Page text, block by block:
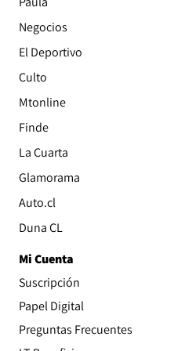
Negocios
El Deportivo
Culto
Mtonline
Finde
La Cuarta
Glamorama
Auto.clOpens in new window
Duna CLOpens in new window
Mi Cuenta
Suscripción
Papel DigitalOpens in new
Preguntas Frecuentes